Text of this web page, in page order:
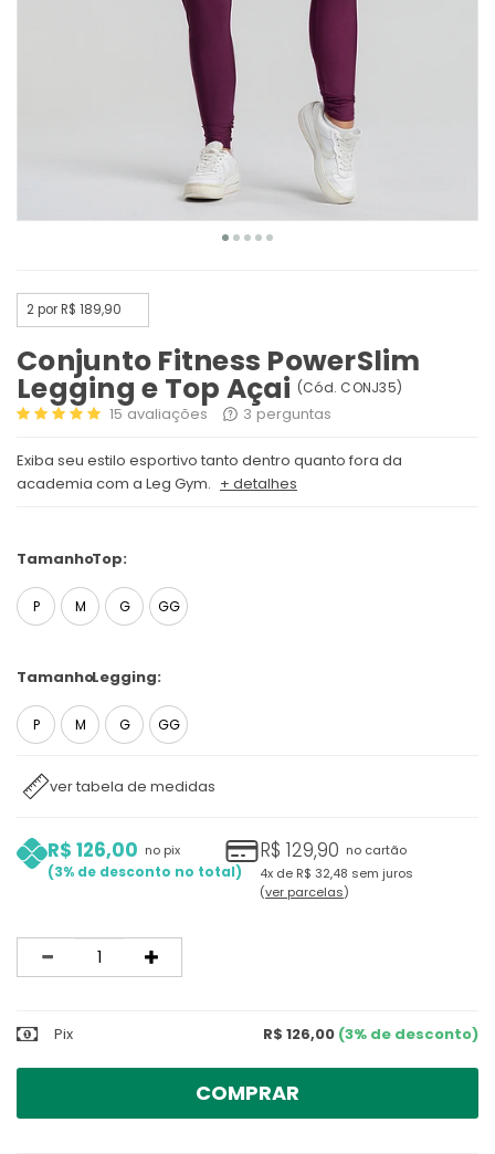
2 por R$ 189,90
Conjunto Fitness PowerSlim
Legging e Top Açai (Cód. CONJ35)
15 avaliações 3 perguntas
Exiba seu estilo esportivo tanto dentro quanto fora da
academia com a Leg Gym. + detalhes
Top:
Tamanho
P M G GG
Legging:
Tamanho
P M G GG
ver tabela de medidas
R$ 126,00
3%
no pix R$ 129,90 no cartão
4x de R$ 32,48 sem juros
ver parcelas
Quantidade
Pix R$ 126,00 (3% de desconto)
COMPRAR